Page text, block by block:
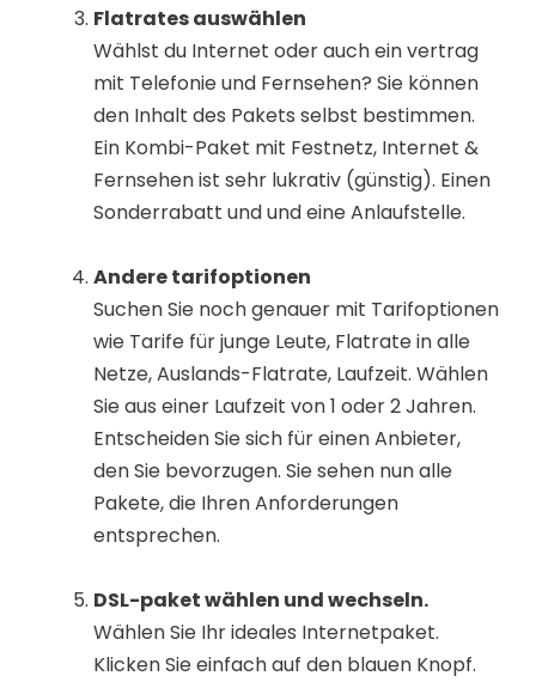
Flatrates auswählen
Wählst du Internet oder auch ein vertrag
mit Telefonie und Fernsehen? Sie können
den Inhalt des Pakets selbst bestimmen.
Ein Kombi-Paket mit Festnetz, Internet &
Fernsehen ist sehr lukrativ (günstig). Einen
Sonderrabatt und und eine Anlaufstelle.
Andere tarifoptionen
Suchen Sie noch genauer mit Tarifoptionen
wie Tarife für junge Leute, Flatrate in alle
Netze, Auslands-Flatrate, Laufzeit. Wählen
Sie aus einer Laufzeit von 1 oder 2 Jahren.
Entscheiden Sie sich für einen Anbieter,
den Sie bevorzugen. Sie sehen nun alle
Pakete, die Ihren Anforderungen
entsprechen.
DSL-paket wählen und wechseln.
Wählen Sie Ihr ideales Internetpaket.
Klicken Sie einfach auf den blauen Knopf.